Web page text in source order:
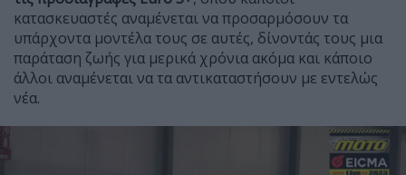
κατασκευαστές αναμένεται να προσαρμόσουν τα
υπάρχοντα μοντέλα τους σε αυτές, δίνοντάς τους μια
παράταση ζωής για μερικά χρόνια ακόμα και κάποιο
άλλοι αναμένεται να τα αντικαταστήσουν με εντελώς
νέα.